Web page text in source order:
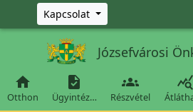
Ugrás a fő tartalomra
Kapcsolat
Józsefvárosi

Otthon

Ügyintéz…

Részvétel
